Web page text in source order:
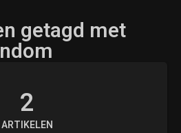
getagd met
2
ARTIKELEN